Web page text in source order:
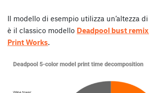
Il modello di esempio utilizza un’altezza
è il classico modello Deadpool bust
Print Works